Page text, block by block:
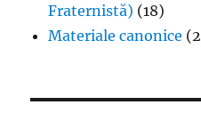
Fraternistă) (18)
Materiale canonice